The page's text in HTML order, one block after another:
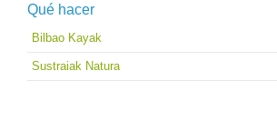
Qué hacer
Bilbao Kayak
Sustraiak Natura